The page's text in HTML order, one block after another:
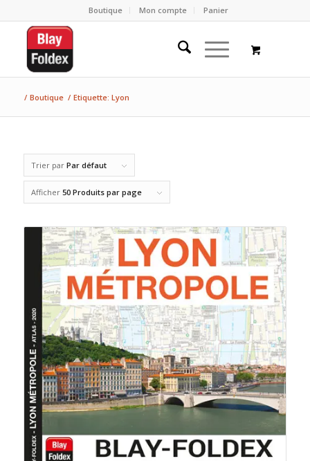
Boutique Mon compte Panier
/ Boutique / Etiquette: Lyon
Trier par Par défaut
Afficher 50 Produits par page